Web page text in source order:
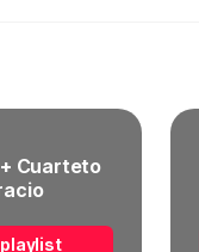
Cuarteto